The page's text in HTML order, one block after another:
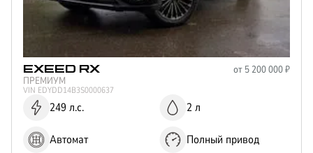
Нажимая кнопку “Отправить”, я соглашаюсь на
обработкуперсональных данных
EXEED RX от 5 200 000₽
ПРЕМИУМ
VIN EDYDD14B3S0000637
249 л.с. 2 л
Автомат Полный привод